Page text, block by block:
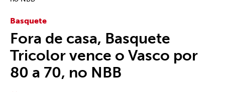
Basquete
Fora de casa, Basquete
Tricolor vence o Vasco por
80 a 70, no NBB